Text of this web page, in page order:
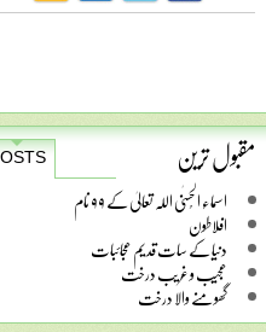
مقبول ترین
اسماء الحُسنٰی اللہ تعالیٰ کے ۹۹ نام
افلاطون
دنیا کے سات قدیم عجائبات
عجیب و غریب درخت
گھومنے والا درخت